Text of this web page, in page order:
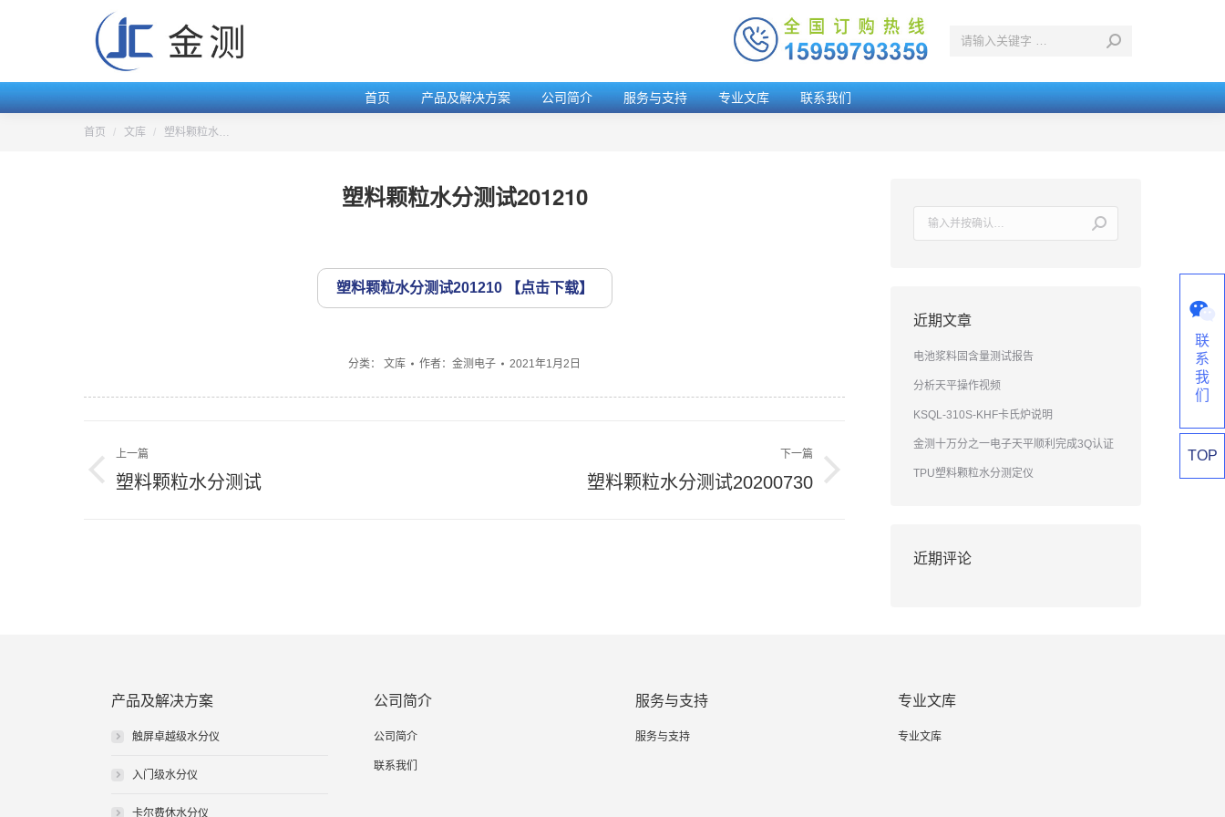
首页 产品及解决方案 公司简介 服务与支持 专业文库 联系我们
您的位置：
首页 文库 塑料颗粒水…
塑料颗粒水分测试201210
塑料颗粒水分测试201210
分类： 文库 作者： 金测电子 2021年1月2日
章
上一篇
上
塑料颗粒水分测试
下一篇
塑料颗粒水分测试20200730
近期文章
电池浆料固含量测试报告
分析天平操作视频
KSQL-310S-KHF卡氏炉说明
金测十万分之一电子天平顺利完成3Q认证
TPU塑料颗粒水分测定仪
近期评论
产品及解决方案
触屏卓越级水分仪
入门级水分仪
卡尔费休水分仪
公司简介
公司简介
联系我们
服务与支持
服务与支持
专业文库
专业文库
联
系
我
们
TOP